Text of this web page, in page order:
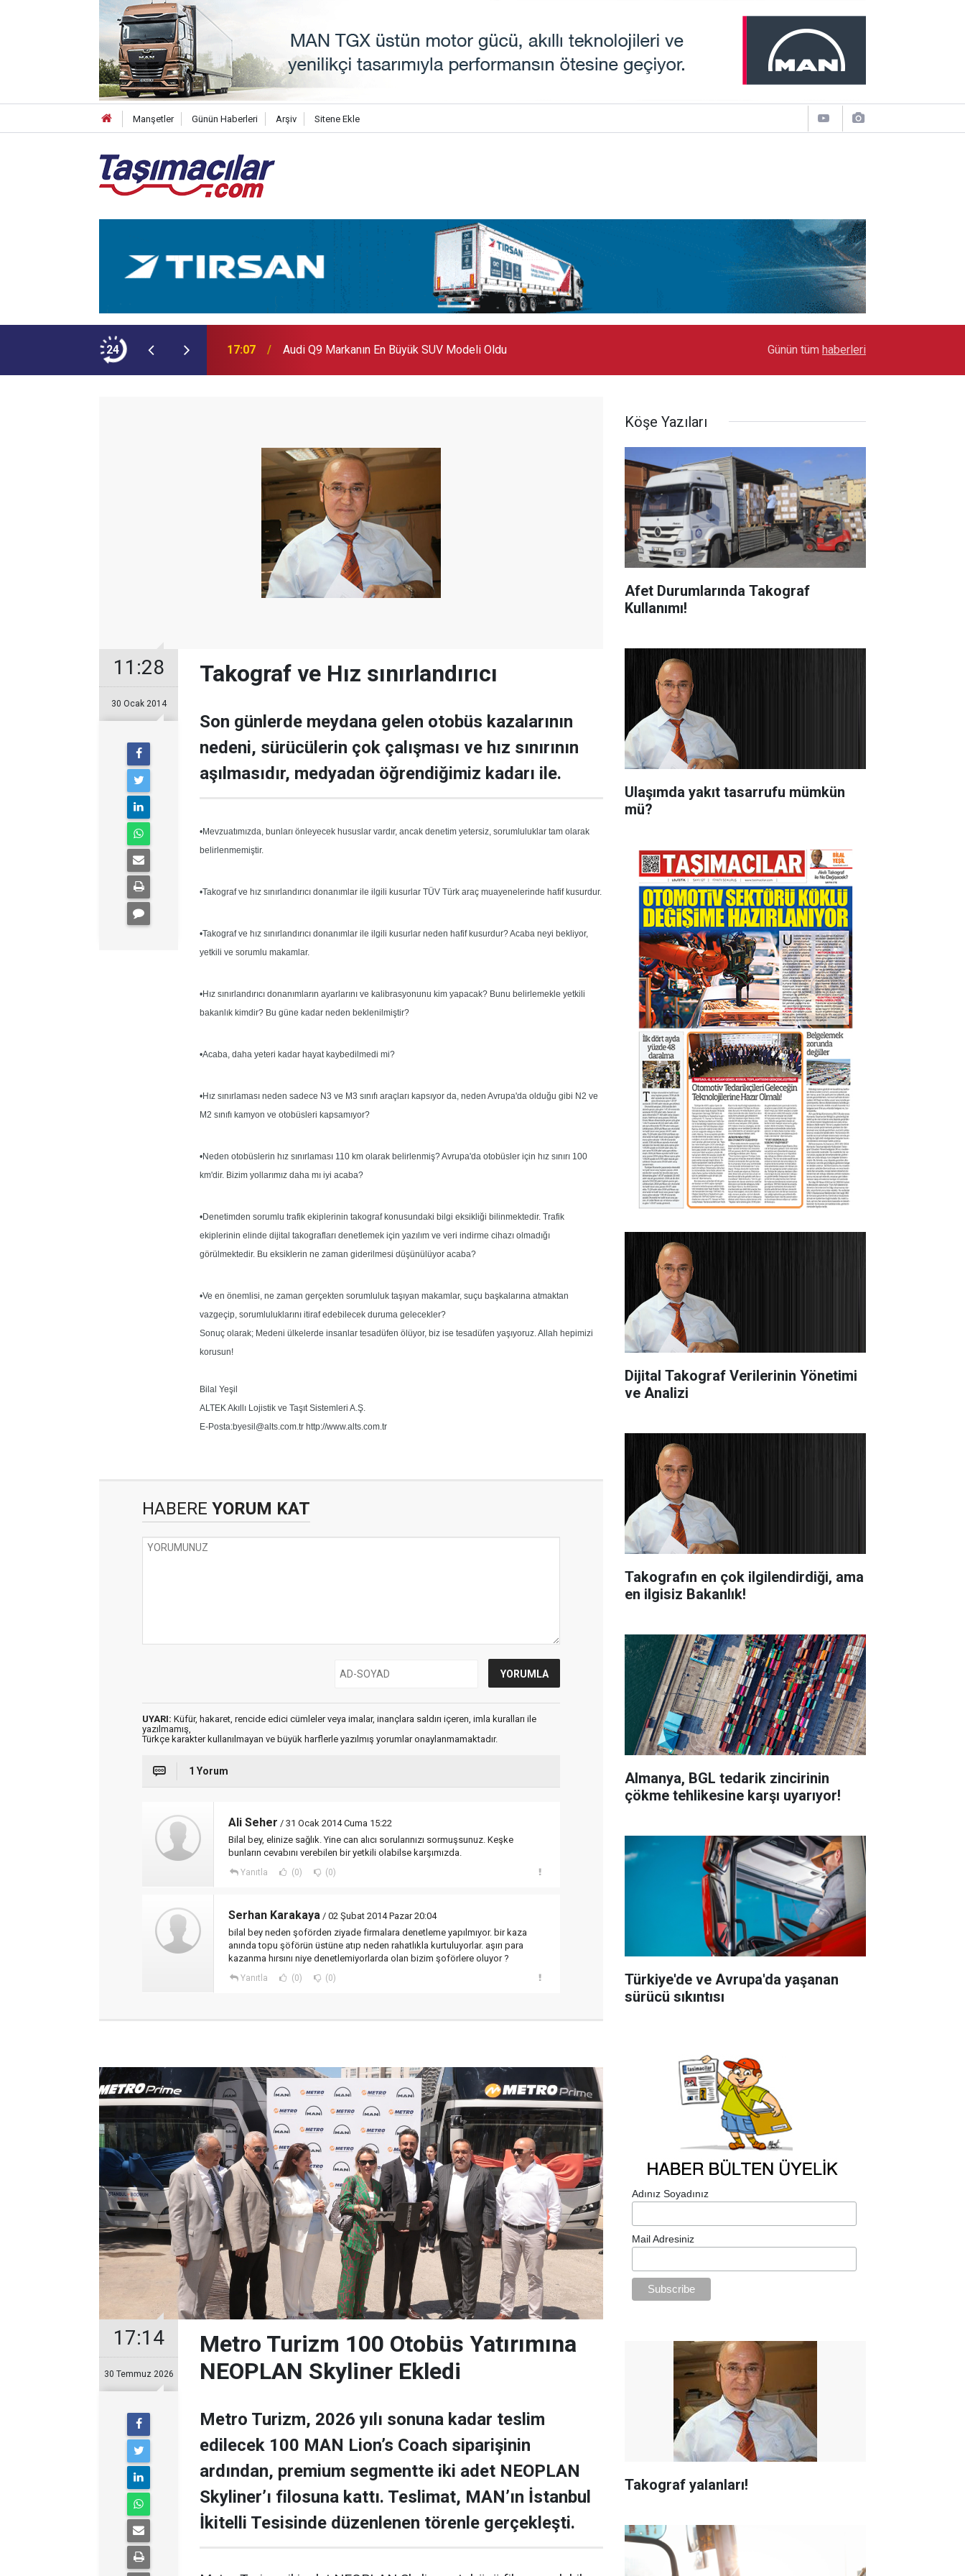
Manşetler Günün Haberleri Arşiv Sitene Ekle
24
NEOPLAN Skyliner Ekledi 17:07 Audi Q9 Markanın En Büyük SUV Modeli Oldu Toyota Otomotiv Sanayi Türkiye Üretime Ara
Günün tüm haberleri
11:28
30 Ocak 2014
Takograf ve Hız sınırlandırıcı
Son günlerde meydana gelen otobüs kazalarının
nedeni, sürücülerin çok çalışması ve hız sınırının
aşılmasıdır, medyadan öğrendiğimiz kadarı ile.
•Mevzuatımızda, bunları önleyecek hususlar vardır, ancak denetim yetersiz, sorumluluklar tam olarak
belirlenmemiştir.
•Takograf ve hız sınırlandırıcı donanımlar ile ilgili kusurlar TÜV Türk araç muayenelerinde hafif kusurdur.
•Takograf ve hız sınırlandırıcı donanımlar ile ilgili kusurlar neden hafif kusurdur? Acaba neyi bekliyor,
yetkili ve sorumlu makamlar.
•Hız sınırlandırıcı donanımların ayarlarını ve kalibrasyonunu kim yapacak? Bunu belirlemekle yetkili
bakanlık kimdir? Bu güne kadar neden beklenilmiştir?
•Acaba, daha yeteri kadar hayat kaybedilmedi mi?
•Hız sınırlaması neden sadece N3 ve M3 sınıfı araçları kapsıyor da, neden Avrupa'da olduğu gibi N2 ve
M2 sınıfı kamyon ve otobüsleri kapsamıyor?
•Neden otobüslerin hız sınırlaması 110 km olarak belirlenmiş? Avrupa'da otobüsler için hız sınırı 100
km'dir. Bizim yollarımız daha mı iyi acaba?
•Denetimden sorumlu trafik ekiplerinin takograf konusundaki bilgi eksikliği bilinmektedir. Trafik
ekiplerinin elinde dijital takografları denetlemek için yazılım ve veri indirme cihazı olmadığı
görülmektedir. Bu eksiklerin ne zaman giderilmesi düşünülüyor acaba?
•Ve en önemlisi, ne zaman gerçekten sorumluluk taşıyan makamlar, suçu başkalarına atmaktan
vazgeçip, sorumluluklarını itiraf edebilecek duruma gelecekler?
Sonuç olarak; Medeni ülkelerde insanlar tesadüfen ölüyor, biz ise tesadüfen yaşıyoruz. Allah hepimizi
korusun!
Bilal Yeşil
ALTEK Akıllı Lojistik ve Taşıt Sistemleri A.Ş.
E-Posta:byesil@alts.com.tr http://www.alts.com.tr
HABERE YORUM KAT
UYARI: Küfür, hakaret, rencide edici cümleler veya imalar, inançlara saldırı içeren, imla kuralları ile
yazılmamış,
Türkçe karakter kullanılmayan ve büyük harflerle yazılmış yorumlar onaylanmamaktadır.
1 Yorum
Ali Seher / 31 Ocak 2014 Cuma 15:22
Bilal bey, elinize sağlık. Yine can alıcı sorularınızı sormuşsunuz. Keşke
bunların cevabını verebilen bir yetkili olabilse karşımızda.
Yanıtla (0) (0)
Serhan Karakaya / 02 Şubat 2014 Pazar 20:04
bilal bey neden şoförden ziyade firmalara denetleme yapılmıyor. bir kaza
anında topu şöförün üstüne atıp neden rahatlıkla kurtuluyorlar. aşırı para
kazanma hırsını niye denetlemiyorlarda olan bizim şoförlere oluyor ?
Yanıtla (0) (0)
17:14
30 Temmuz 2026
Metro Turizm 100 Otobüs Yatırımına
NEOPLAN Skyliner Ekledi
Metro Turizm, 2026 yılı sonuna kadar teslim
edilecek 100 MAN Lion’s Coach siparişinin
ardından, premium segmentte iki adet NEOPLAN
Skyliner’ı filosuna kattı. Teslimat, MAN’ın İstanbul
İkitelli Tesisinde düzenlenen törenle gerçekleşti.
Köşe Yazıları
Afet Durumlarında Takograf
Kullanımı!
Ulaşımda yakıt tasarrufu mümkün
mü?
Dijital Takograf Verilerinin Yönetimi
ve Analizi
Takografın en çok ilgilendirdiği, ama
en ilgisiz Bakanlık!
Almanya, BGL tedarik zincirinin
çökme tehlikesine karşı uyarıyor!
Türkiye'de ve Avrupa'da yaşanan
sürücü sıkıntısı
Adınız Soyadınız
Mail Adresiniz
Takograf yalanları!